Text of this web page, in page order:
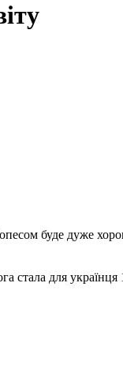
буде дуже
стала для